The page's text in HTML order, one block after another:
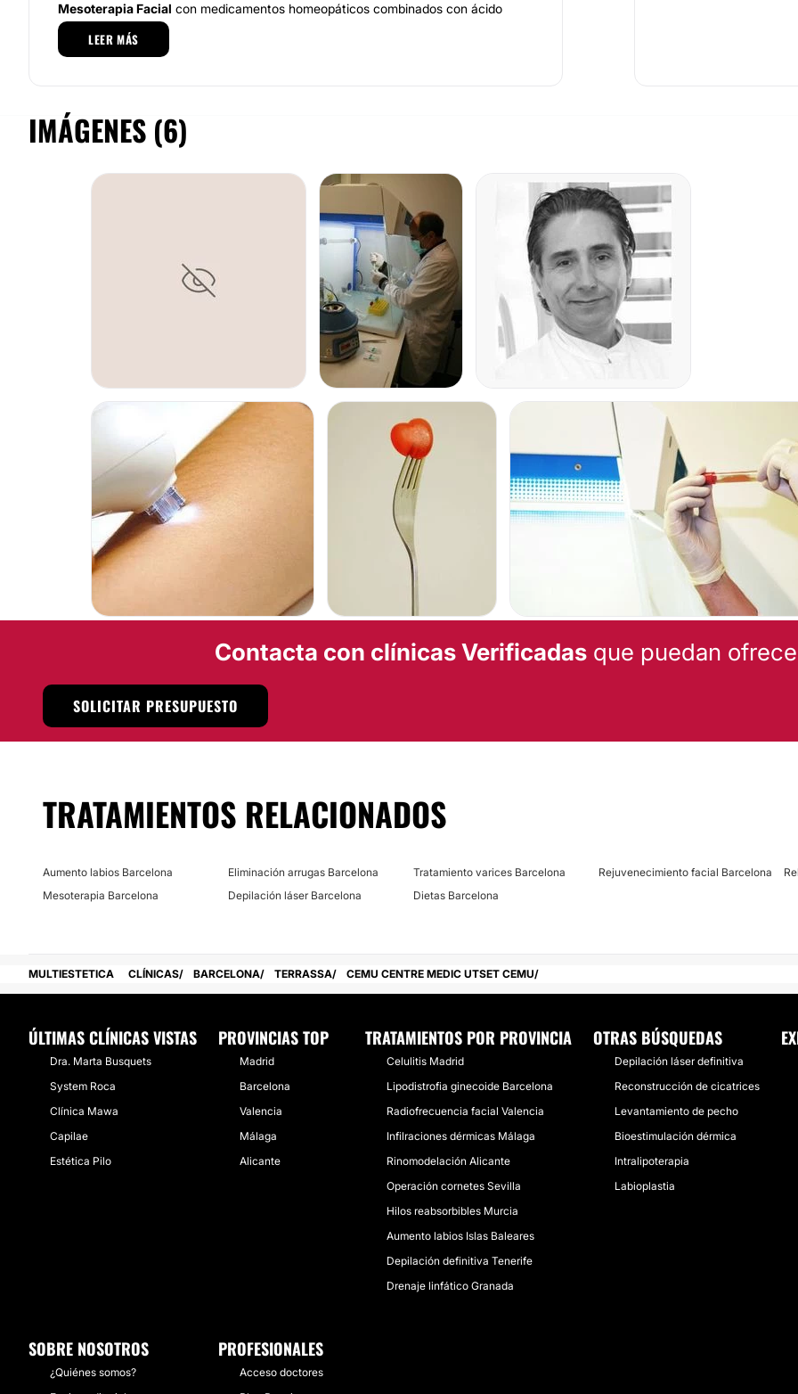
Mesoterapia Facial con medicamentos homeopáticos combinados con ácido
hialurónico y vitaminas.
Tratamientos contra la flacidez o la celulitis mediante sesiones de
Equipo
Ozonoterapia y Antiaging, está al frente del
Centre Medic Utset Cemu
sabido formar un equipo de excepcional valía. Entre sus integrantes está
, experto en Biotecnología; laDra. Margarita Muñoz Budia,
colegiada nº 08/26203 especialista en tratamientos faciales, y laDra. Mª Ángela
, colegiada nº 08/20557, que aporta sus conocimientos profundos en
Cemu,no solo a nivel profesional
sino también por su excelente calidad humana y don de servicio.
Localización
Podrá encontrar el
en Terrassa (Barcelona), un centro diseñado para
ofrecer la comodidad y tranquilidad de nuestros pacientes. Sentirá la diferencia
desde el primer momento que visite nuestro centro, contamos con instalaciones
innovadoras que le ofrecen comodidad y privacidad, además de un ambiente
cordial en donde reina el respeto y la honestidad hacia nuestro equipo de trabajo y
hacia nuestros pacientes.
Posibilidad de videoconsulta:
No
Financiación o facilidades de pago:
LEER MÁS
IMÁGENES (6)
Contacta con clínicas Verificadasque puedan
SOLICITAR PRESUPUESTO
TRATAMIENTOS RELACIONADOS
Aumento labios Barcelona Eliminación arrugas Barcelona Tratamiento varices Barcelona Rejuvenecimiento facial Barcelona
Mesoterapia Barcelona
Depilación láser Barcelona Dietas Barcelona
MULTIESTETICA CLÍNICAS BARCELONA TERRASSA CEMU CENTRE MEDIC UTSET CEMU
ÚLTIMAS CLÍNICAS VISTAS
Dra. Marta Busquets
System Roca
Clínica Mawa
Capilae
Estética Pilo
PROVINCIAS TOP
Madrid
Barcelona
Valencia
Málaga
Alicante
TRATAMIENTOS POR PROVINCIA
Celulitis Madrid
Lipodistrofia ginecoide Barcelona
Radiofrecuencia facial Valencia
Infilraciones dérmicas Málaga
Rinomodelación Alicante
Operación cornetes Sevilla
Hilos reabsorbibles Murcia
Aumento labios Islas Baleares
Depilación definitiva Tenerife
Drenaje linfático Granada
OTRAS BÚSQUEDAS
Depilación láser definitiva
Reconstrucción de cicatrices
Levantamiento de pecho
Bioestimulación dérmica
Intralipoterapia
Labioplastia
SOBRE NOSOTROS
¿Quiénes somos?
PROFESIONALES
Acceso doctores